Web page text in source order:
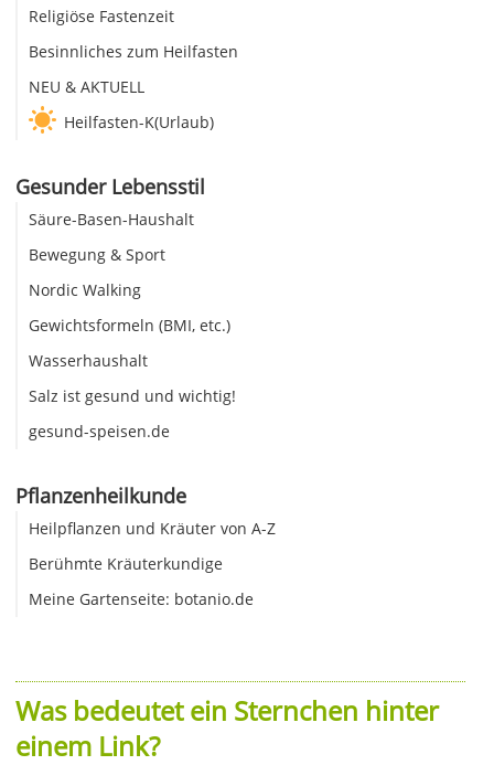
Religiöse Fastenzeit
Besinnliches zum Heilfasten
NEU & AKTUELL
Heilfasten-K(Urlaub)
Gesunder Lebensstil
Säure-Basen-Haushalt
Bewegung & Sport
Nordic Walking
Gewichtsformeln (BMI, etc.)
Wasserhaushalt
Salz ist gesund und wichtig!
gesund-speisen.de
Pflanzenheilkunde
Heilpflanzen und Kräuter von A-Z
Berühmte Kräuterkundige
Meine Gartenseite: botanio.de
Was bedeutet ein Sternchen hinter
einem Link?